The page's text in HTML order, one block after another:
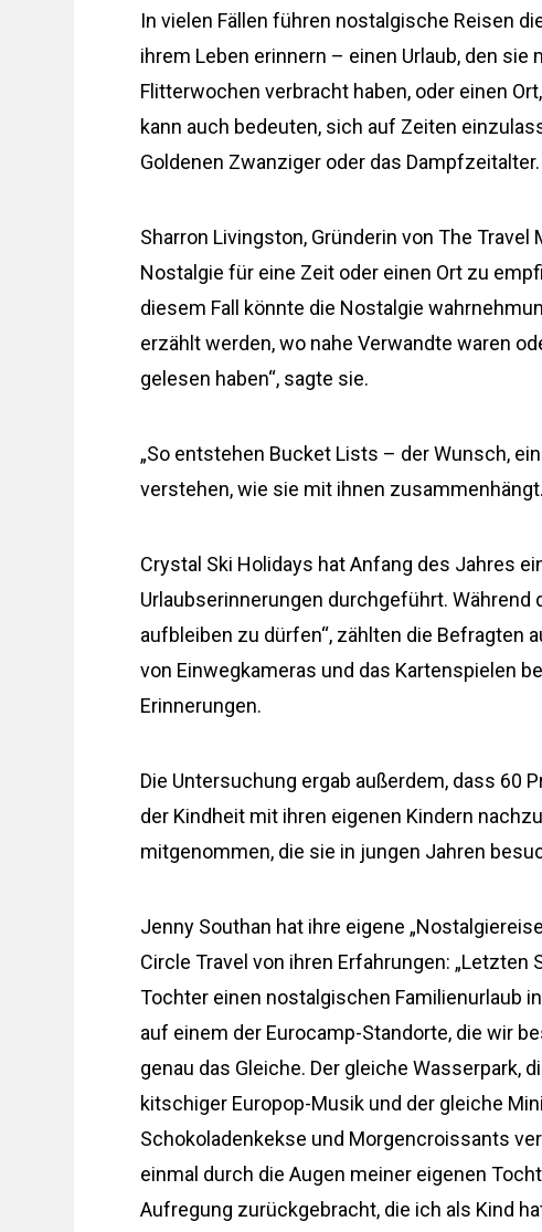
In vielen Fällen führen nostalgische Reisen
ihrem Leben erinnern – einen Urlaub, den
Flitterwochen verbracht haben, oder einen
kann auch bedeuten, sich auf Zeiten
Goldenen Zwanziger oder das Dampfzeitalter.
Sharron Livingston, Gründerin von The
Nostalgie für eine Zeit oder einen Ort zu
diesem Fall könnte die Nostalgie
erzählt werden, wo nahe Verwandte waren
gelesen haben“, sagte sie.
„So entstehen Bucket Lists – der Wunsch,
verstehen, wie sie mit ihnen
Crystal Ski Holidays hat Anfang des Jahres
Urlaubserinnerungen durchgeführt. Während
aufbleiben zu dürfen“, zählten die Befragten
von Einwegkameras und das Kartenspielen
Erinnerungen.
Die Untersuchung ergab außerdem, dass 60
der Kindheit mit ihren eigenen Kindern
mitgenommen, die sie in jungen Jahren
Jenny Southan hat ihre eigene
Circle Travel von ihren Erfahrungen:
Tochter einen nostalgischen Familienurlaub
auf einem der Eurocamp-Standorte, die wir
genau das Gleiche. Der gleiche Wasserpark,
kitschiger Europop-Musik und der gleiche
Schokoladenkekse und Morgencroissants
einmal durch die Augen meiner eigenen
Aufregung zurückgebracht, die ich als Kind